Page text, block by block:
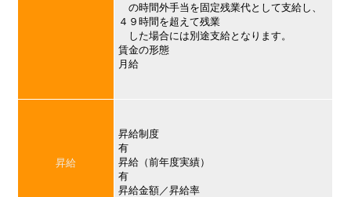
の時間外手当を固定残業代として支給し、
４９時間を超えて残業
した場合には別途支給となります。
賃金の形態
月給
昇給
昇給制度
有
昇給（前年度実績）
有
昇給金額／昇給率